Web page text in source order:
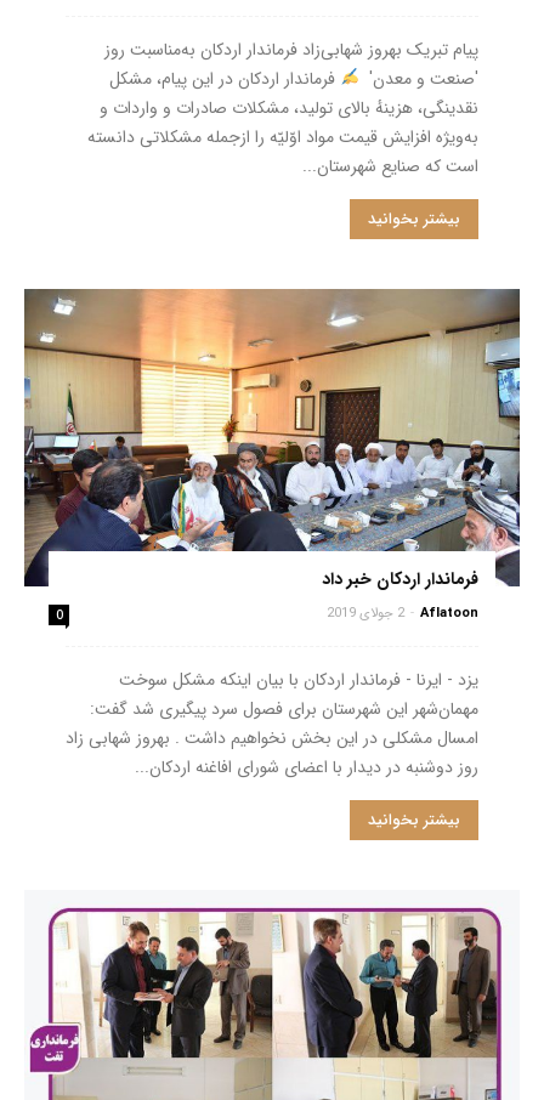
پیام تبریک بهروز شهابی‌زاد فرماندار اردکان به‌مناسبت روز
'صنعت و معدن' ‌‌‌‌
فرماندار اردکان در این پیام، مشكل
نقدینگی، هزینهٔ بالای تولید، مشکلات صادرات و واردات و
به‌ویژه افزایش قیمت مواد اوّلیّه را ازجمله مشکلاتی دانسته
است که صنایع شهرستان...
بیشتر بخوانید
فرماندار اردکان خبر داد
Aflatoon
- 2 جولای 2019 0
یزد - ایرنا - فرماندار اردکان با بیان اینکه مشکل سوخت
مهمان‌شهر این شهرستان برای فصول سرد پیگیری شد گفت:
امسال مشکلی در این بخش نخواهیم داشت . بهروز شهابی زاد
روز دوشنبه در دیدار با اعضای شورای افاغنه اردکان...
بیشتر بخوانید